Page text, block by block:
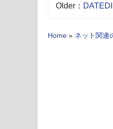
Older：
Home » ネット関連